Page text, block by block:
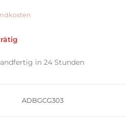
in 24 Stunden
ADBGCG303